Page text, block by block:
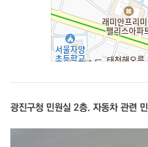
광진구청 민원실 2층. 자동차 관련